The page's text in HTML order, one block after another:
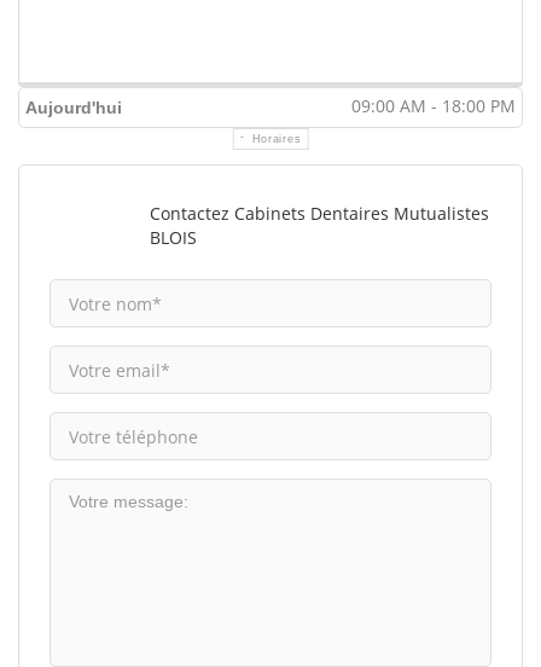
Aujourd'hui 09:00 AM - 18:00 PM
Horaires
Contactez Cabinets Dentaires Mutualistes
BLOIS